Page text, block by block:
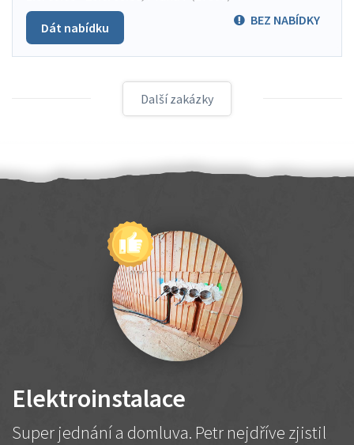
BEZ NABÍDKY
Dát nabídku
Další zakázky
Elektroinstalace
Super jednání a domluva. Petr nejdříve zjistil